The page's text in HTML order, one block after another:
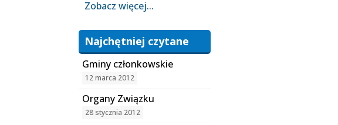
Zobacz więcej...
Najchętniej czytane
Gminy członkowskie
12 marca 2012
Organy Związku
28 stycznia 2012